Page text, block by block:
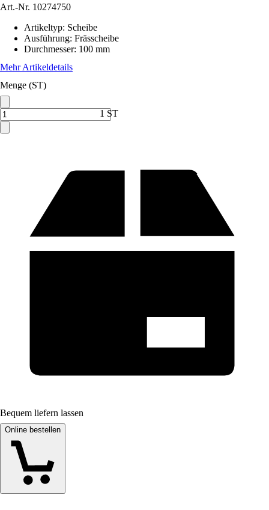
Art.-Nr. 10274750
Artikeltyp: Scheibe
Ausführung: Frässcheibe
Durchmesser: 100 mm
Mehr Artikeldetails
Menge (ST)
1 ST
Bequem liefern lassen
Online bestellen